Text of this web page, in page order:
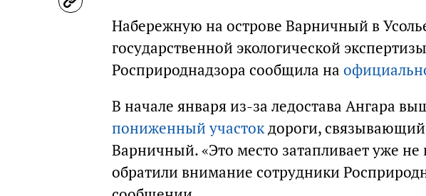
Набережную на острове Варничный в
государственной экологической
Росприроднадзора сообщила на
В начале января из-за ледостава Ангара
пониженный участокдороги, связывающий
Варничный. «Это место затапливает уже
обратили внимание сотрудники